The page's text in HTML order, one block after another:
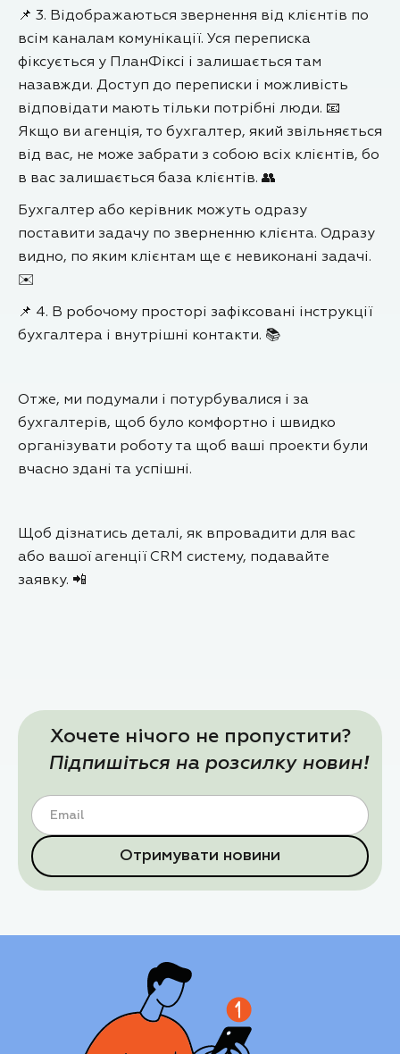
📌 3. Відображаються звернення від клієнтів по
всім каналам комунікації. Уся переписка
фіксується у ПланФіксі і залишається там
назавжди. Доступ до переписки і можливість
відповідати мають тільки потрібні люди. 📧
Якщо ви агенція, то бухгалтер, який звільняється
від вас, не може забрати з собою всіх клієнтів, бо
в вас залишається база клієнтів. 👥
Бухгалтер або керівник можуть одразу
поставити задачу по зверненню клієнта. Одразу
видно, по яким клієнтам ще є невиконані задачі.
✉️
📌 4. В робочому просторі зафіксовані інструкції
бухгалтера і внутрішні контакти. 📚
Отже, ми подумали і потурбувалися і за
бухгалтерів, щоб було комфортно і швидко
організувати роботу та щоб ваші проекти були
вчасно здані та успішні.
Щоб дізнатись деталі, як впровадити для вас
або вашої агенції CRM систему, подавайте
заявку. 📲
Хочете нічого не пропустити?
Підпишіться на розсилку новин!